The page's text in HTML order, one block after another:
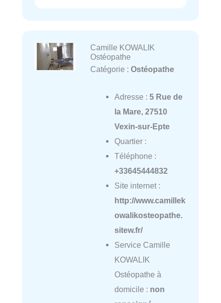
Camille KOWALIK
Ostéopathe
Catégorie : Ostéopathe
Adresse : 5 Rue de
la Mare, 27510
Vexin-sur-Epte
Quartier :
Téléphone :
+33645444832
Site internet :
http://www.camillek
owalikosteopathe.
sitew.fr/
Service Camille
KOWALIK
Ostéopathe à
domicile : non